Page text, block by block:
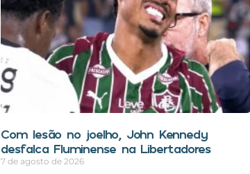
Com lesão no joelho, John Kennedy
desfalca Fluminense na Libertadores
7 de agosto de 2026